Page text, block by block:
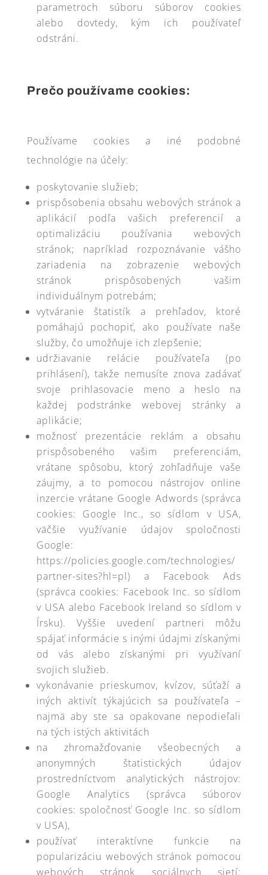
parametroch súboru súborov cookies
alebo dovtedy, kým ich používateľ
odstráni.
Prečo používame cookies:
Používame cookies a iné podobné
technológie na účely:
poskytovanie služieb;
prispôsobenia obsahu webových stránok a
aplikácií podľa vašich preferencií a
optimalizáciu používania webových
stránok; napríklad rozpoznávanie vášho
zariadenia na zobrazenie webových
stránok prispôsobených vašim
individuálnym potrebám;
vytváranie štatistík a prehľadov, ktoré
pomáhajú pochopiť, ako používate naše
služby, čo umožňuje ich zlepšenie;
udržiavanie relácie používateľa (po
prihlásení), takže nemusíte znova zadávať
svoje prihlasovacie meno a heslo na
každej podstránke webovej stránky a
aplikácie;
možnosť prezentácie reklám a obsahu
prispôsobeného vašim preferenciám,
vrátane spôsobu, ktorý zohľadňuje vaše
záujmy, a to pomocou nástrojov online
inzercie vrátane Google Adwords (správca
cookies: Google Inc., so sídlom v USA,
väčšie využívanie údajov spoločnosti
Google:
https://policies.google.com/technologies/
partner-sites?hl=pl) a Facebook Ads
(správca cookies: Facebook Inc. so sídlom
v USA alebo Facebook Ireland so sídlom v
Írsku). Vyššie uvedení partneri môžu
spájať informácie s inými údajmi získanými
od vás alebo získanými pri využívaní
svojich služieb.
vykonávanie prieskumov, kvízov, súťaží a
iných aktivít týkajúcich sa používateľa –
najmä aby ste sa opakovane nepodieľali
na tých istých aktivitách
na zhromažďovanie všeobecných a
anonymných štatistických údajov
prostredníctvom analytických nástrojov:
Google Analytics (správca súborov
cookies: spoločnosť Google Inc. so sídlom
v USA),
používať interaktívne funkcie na
popularizáciu webových stránok pomocou
webových stránok sociálnych sietí: